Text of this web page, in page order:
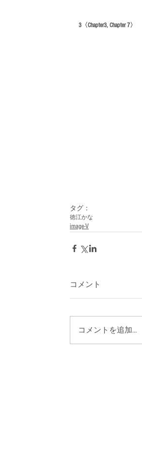
3〈Chapter3, Chapter 7〉
タグ：
徳江かな
image-V
コメント
コメントを追加…